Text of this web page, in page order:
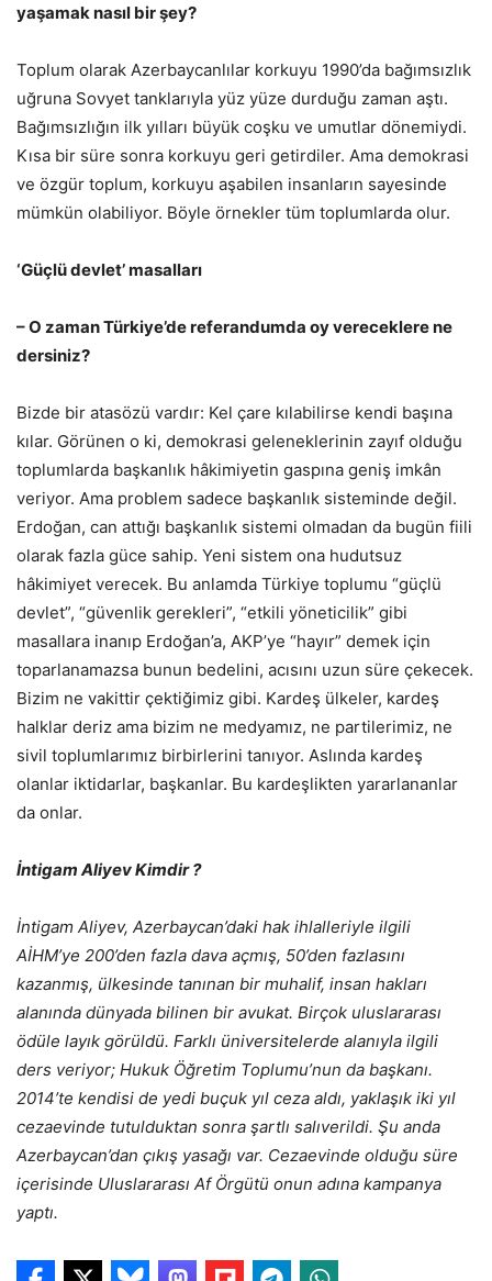
yaşamak nasıl bir şey?
Toplum olarak Azerbaycanlılar korkuyu 1990’da bağımsızlık
uğruna Sovyet tanklarıyla yüz yüze durduğu zaman aştı.
Bağımsızlığın ilk yılları büyük coşku ve umutlar dönemiydi.
Kısa bir süre sonra korkuyu geri getirdiler. Ama demokrasi
ve özgür toplum, korkuyu aşabilen insanların sayesinde
mümkün olabiliyor. Böyle örnekler tüm toplumlarda olur.
‘Güçlü devlet’ masalları
– O zaman Türkiye’de referandumda oy vereceklere ne
dersiniz?
Bizde bir atasözü vardır: Kel çare kılabilirse kendi başına
kılar. Görünen o ki, demokrasi geleneklerinin zayıf olduğu
toplumlarda başkanlık hâkimiyetin gaspına geniş imkân
veriyor. Ama problem sadece başkanlık sisteminde değil.
Erdoğan, can attığı başkanlık sistemi olmadan da bugün fiili
olarak fazla güce sahip. Yeni sistem ona hudutsuz
hâkimiyet verecek. Bu anlamda Türkiye toplumu “güçlü
devlet”, “güvenlik gerekleri”, “etkili yöneticilik” gibi
masallara inanıp Erdoğan’a, AKP’ye “hayır” demek için
toparlanamazsa bunun bedelini, acısını uzun süre çekecek.
Bizim ne vakittir çektiğimiz gibi. Kardeş ülkeler, kardeş
halklar deriz ama bizim ne medyamız, ne partilerimiz, ne
sivil toplumlarımız birbirlerini tanıyor. Aslında kardeş
olanlar iktidarlar, başkanlar. Bu kardeşlikten yararlananlar
da onlar.
İntigam Aliyev Kimdir ?
İntigam Aliyev, Azerbaycan’daki hak ihlalleriyle ilgili
AİHM’ye 200’den fazla dava açmış, 50’den fazlasını
kazanmış, ülkesinde tanınan bir muhalif, insan hakları
alanında dünyada bilinen bir avukat. Birçok uluslararası
ödüle layık görüldü. Farklı üniversitelerde alanıyla ilgili
ders veriyor; Hukuk Öğretim Toplumu’nun da başkanı.
2014’te kendisi de yedi buçuk yıl ceza aldı, yaklaşık iki yıl
cezaevinde tutulduktan sonra şartlı salıverildi. Şu anda
Azerbaycan’dan çıkış yasağı var. Cezaevinde olduğu süre
içerisinde Uluslararası Af Örgütü onun adına kampanya
yaptı.